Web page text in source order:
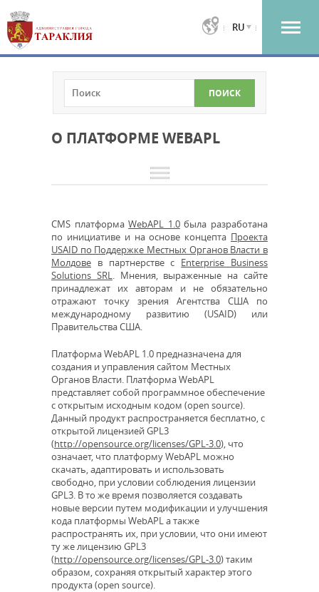
RU
О ПЛАТФОРМЕ WEBAPL
CMS платформаWebAPL 1.0была разработана
по инициативе и на основе концепта Проекта
USAID по Поддержке Местных Органов Власти в
Молдове в партнерстве с Enterprise Business
Solutions SRL. Мнения, выраженные на сайте
принадлежат их авторам и не обязательно
отражают точку зрения Агентства США по
международному развитию (USAID) или
Правительства США.
Платформа WebAPL 1.0 предназначена для
создания и управления сайтом Местных
Органов Власти. Платформа WebAPL
представляет собой программное обеспечение
с открытым исходным кодом (open source).
Данный продукт распространяется бесплатно, с
открытой лицензией GPL3
(http://opensource.org/licenses/GPL-3.0), что
означает, что платформу WebAPL можно
скачать, адаптировать и использовать
свободно, при условии соблюдения лицензии
GPL3. В то же время позволяется создавать
новые версии путем модификации и улучшения
кода платформы WebAPL а также
распространять их, при условии, что они имеют
ту же лицензию GPL3
(http://opensource.org/licenses/GPL-3.0) таким
образом, сохраняя открытый характер этого
продукта (open source).